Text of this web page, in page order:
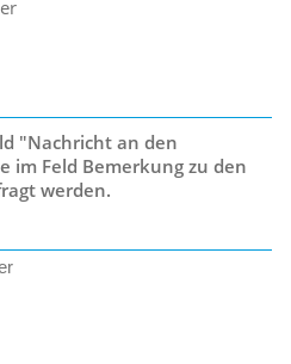
"Nachricht an den
im Feld Bemerkung zu den
werden.